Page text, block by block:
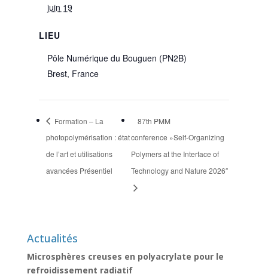
juin 19
LIEU
Pôle Numérique du Bouguen (PN2B)
Brest, France
Formation – La
photopolymérisation : état
de l’art et utilisations
avancées Présentiel
87th PMM
conference »Self-Organizing
Polymers at the Interface of
Technology and Nature 2026″
Actualités
Microsphères creuses en polyacrylate pour le
refroidissement radiatif